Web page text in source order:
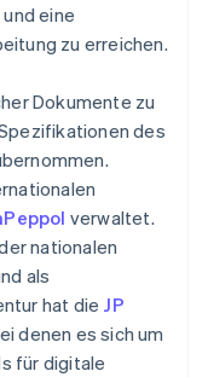
eine
zu erreichen.
Dokumente zu
des
verwaltet.
nationalen
als
hat die JP
denen es sich um
für digitale